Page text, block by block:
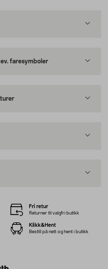
faresymboler
Fri retur
Returner til valgfri butikk
Klikk&Hent
Bestill på nett og hent i butikk